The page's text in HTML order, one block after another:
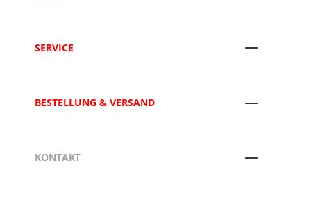
SERVICE
BESTELLUNG & VERSAND
KONTAKT